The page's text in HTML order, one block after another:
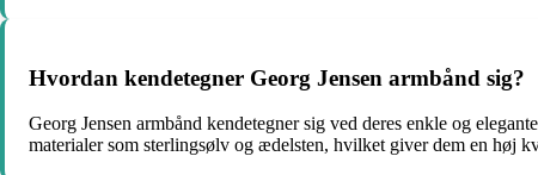
Hvordan kendetegner Georg Jensen armbånd sig?
Georg Jensen armbånd kendetegner sig ved deres enkle og
materialer som sterlingsølv og ædelsten, hvilket giver dem en høj